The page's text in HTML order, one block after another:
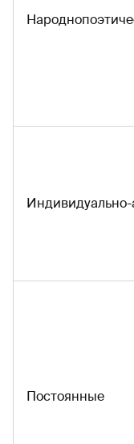
Индивидуально-
Постоянные